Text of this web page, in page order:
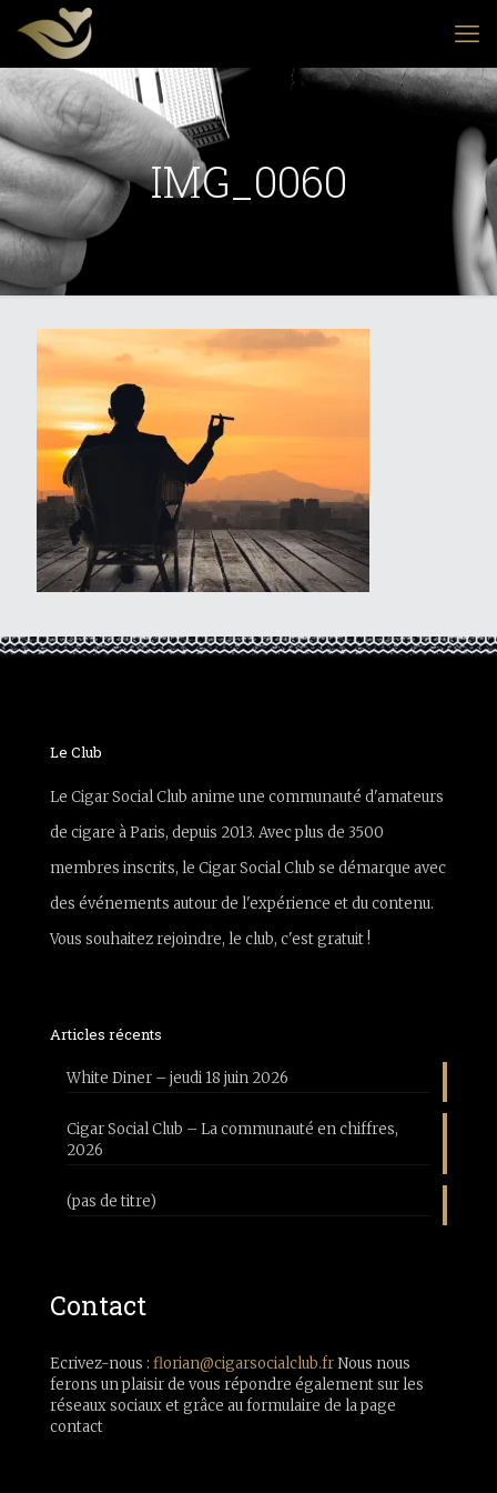
IMG_0060
Le Club
Le Cigar Social Club anime une communauté d'amateurs
de cigare à Paris, depuis 2013. Avec plus de 3500
membres inscrits, le Cigar Social Club se démarque avec
des événements autour de l'expérience et du contenu.
Vous souhaitez rejoindre, le club, c'est gratuit !
Articles récents
White Diner – jeudi 18 juin 2026
Cigar Social Club – La communauté en chiffres,
2026
(pas de titre)
Contact
Ecrivez-nous : florian@cigarsocialclub.frNous nous
ferons un plaisir de vous répondre également sur les
réseaux sociaux et grâce au formulaire de la page
contact